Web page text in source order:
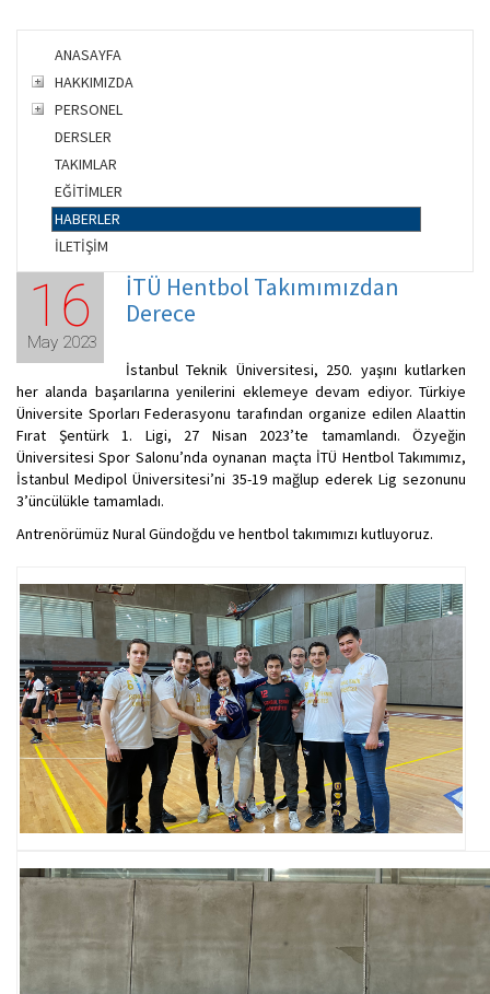
ANASAYFA
HAKKIMIZDA
PERSONEL
DERSLER
TAKIMLAR
EĞİTİMLER
HABERLER
İLETİŞİM
16
May 2023
İTÜ Hentbol Takımımızdan
Derece
İstanbul Teknik Üniversitesi, 250. yaşını kutlarken
her alanda başarılarına yenilerini eklemeye devam ediyor. Türkiye
Üniversite Sporları Federasyonu tarafından organize edilen Alaattin
Fırat Şentürk 1. Ligi, 27 Nisan 2023’te tamamlandı. Özyeğin
Üniversitesi Spor Salonu’nda oynanan maçta İTÜ Hentbol Takımımız,
İstanbul Medipol Üniversitesi’ni 35-19 mağlup ederek Lig sezonunu
3’üncülükle tamamladı.
Antrenörümüz Nural Gündoğdu ve hentbol takımımızı kutluyoruz.